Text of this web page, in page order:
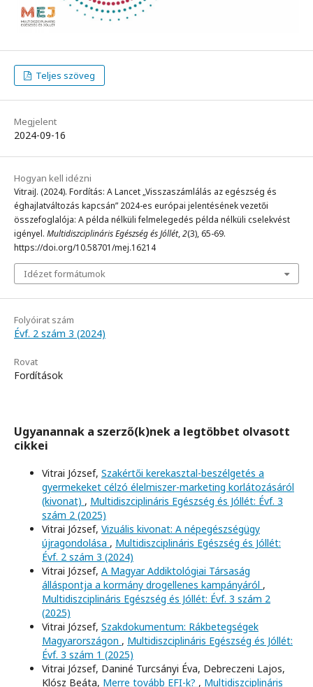
Teljes szöveg
Megjelent
2024-09-16
Hogyan kell idézni
VitraiJ. (2024). Fordítás: A Lancet „Visszaszámlálás az egészség és
éghajlatváltozás kapcsán” 2024-es európai jelentésének vezetői
összefoglalója: A példa nélküli felmelegedés példa nélküli cselekvést
igényel. Multidiszciplináris Egészség és Jóllét,2(3), 65-69.
https://doi.org/10.58701/mej.16214
Idézet formátumok
Folyóirat szám
Évf. 2 szám 3 (2024)
Rovat
Fordítások
Ugyanannak a szerző(k)nek a legtöbbet olvasott
cikkei
Vitrai József, Szakértői kerekasztal-beszélgetés a
gyermekeket célzó élelmiszer-marketing korlátozásáról
(kivonat) , Multidiszciplináris Egészség és Jóllét: Évf. 3
szám 2 (2025)
Vitrai József, Vizuális kivonat: A népegészségügy
újragondolása , Multidiszciplináris Egészség és Jóllét:
Évf. 2 szám 3 (2024)
Vitrai József, A Magyar Addiktológiai Társaság
álláspontja a kormány drogellenes kampányáról ,
Multidiszciplináris Egészség és Jóllét: Évf. 3 szám 2
(2025)
Vitrai József, Szakdokumentum: Rákbetegségek
Magyarországon , Multidiszciplináris Egészség és Jóllét:
Évf. 3 szám 1 (2025)
Vitrai József, Daniné Turcsányi Éva, Debreczeni Lajos,
Klósz Beáta, Merre tovább EFI-k? , Multidiszciplináris